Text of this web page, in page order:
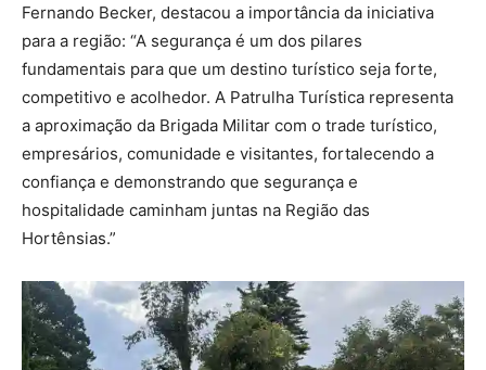
Fernando Becker, destacou a importância da iniciativa
para a região: “A segurança é um dos pilares
fundamentais para que um destino turístico seja forte,
competitivo e acolhedor. A Patrulha Turística representa
a aproximação da Brigada Militar com o trade turístico,
empresários, comunidade e visitantes, fortalecendo a
confiança e demonstrando que segurança e
hospitalidade caminham juntas na Região das
Hortênsias.”